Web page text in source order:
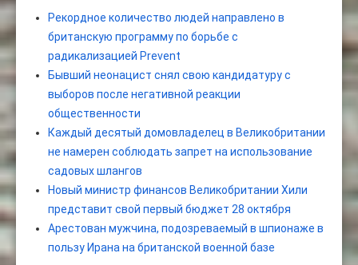
Рекордное количество людей направлено в
британскую программу по борьбе с
радикализацией Prevent
Бывший неонацист снял свою кандидатуру с
выборов после негативной реакции
общественности
Каждый десятый домовладелец в Великобритании
не намерен соблюдать запрет на использование
садовых шлангов
Новый министр финансов Великобритании Хили
представит свой первый бюджет 28 октября
Арестован мужчина, подозреваемый в шпионаже в
пользу Ирана на британской военной базе